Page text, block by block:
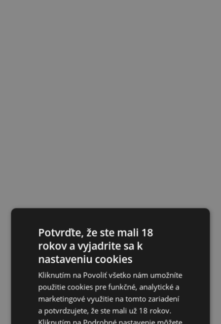
Potvrďte, že ste mali 18
rokov a vyjadrite sa k
nastaveniu cookies
Kliknutím na Povoliť všetko nám umožníte
použitie cookies pre funkčné, analytické a
marketingové využitie na tomto zariadení
a potvrdzujete, že ste mali už 18 rokov.